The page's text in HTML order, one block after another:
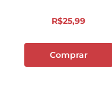
R$25,99
Comprar